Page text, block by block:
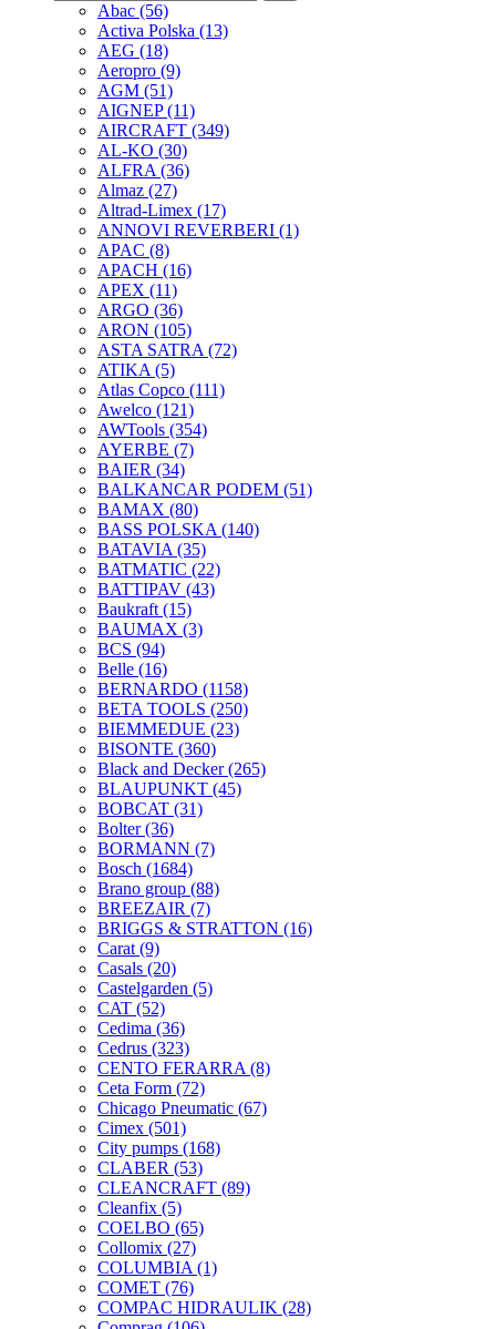
Abac (56)
Activa Polska (13)
AEG (18)
Aeropro (9)
AGM (51)
AIGNEP(11)
AIRCRAFT (349)
AL-KO (30)
ALFRA (36)
Almaz (27)
Altrad-Limex (17)
ANNOVI REVERBERI (1)
APAC (8)
APACH (16)
APEX (11)
ARGO (36)
ARON (105)
ASTA SATRA (72)
ATIKA (5)
Atlas Copco (111)
Awelco (121)
AWTools (354)
AYERBE (7)
BAIER (34)
BALKANCAR PODEM (51)
BAMAX (80)
BASS POLSKA (140)
BATAVIA (35)
BATMATIC (22)
BATTIPAV (43)
Baukraft (15)
BAUMAX (3)
BCS (94)
Belle (16)
BERNARDO (1158)
BETA TOOLS (250)
BIEMMEDUE (23)
BISONTE (360)
Black and Decker(265)
BLAUPUNKT (45)
BOBCAT (31)
Bolter(36)
BORMANN (7)
Bosch (1684)
Brano group (88)
BREEZAIR (7)
BRIGGS & STRATTON (16)
Carat (9)
Casals (20)
Castelgarden (5)
CAT (52)
Cedima (36)
Cedrus (323)
CENTO FERARRA (8)
Ceta Form (72)
Chicago Pneumatic (67)
Cimex (501)
City pumps (168)
CLABER (53)
CLEANCRAFT (89)
Cleanfix (5)
COELBO (65)
Collomix (27)
COLUMBIA (1)
COMET (76)
COMPAC HIDRAULIK (28)